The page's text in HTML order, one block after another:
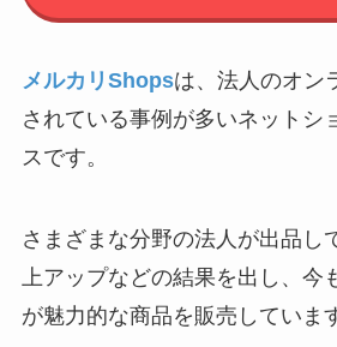
メルカリShopsは、法人のオン
されている事例が多いネットシ
スです。
さまざまな分野の法人が出品し
上アップなどの結果を出し、今
が魅力的な商品を販売していま